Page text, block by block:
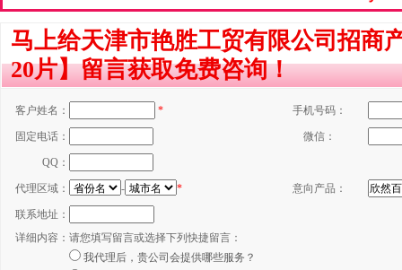
马上给天津市艳胜工贸有限公司招商
20片】留言获取免费咨询！
客户姓名： * 手机号码：
固定电话： 微信：
QQ：
代理区域： - * 意向产品：
联系地址：
详细内容： 请您填写留言或选择下列快捷留言：
我代理后，贵公司会提供哪些服务？